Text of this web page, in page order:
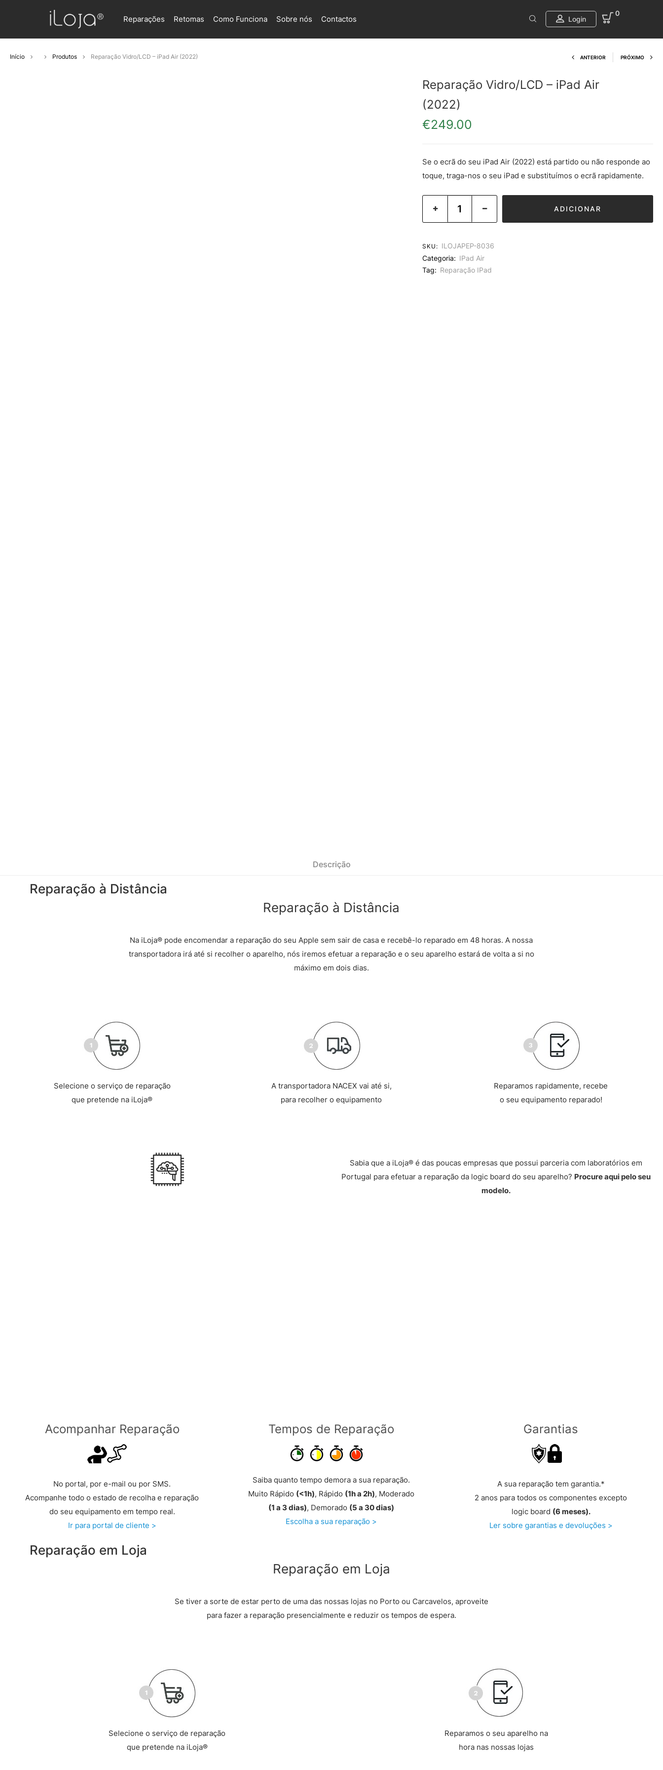
Reparações Retomas Como Funciona Sobre nós Contactos Login
0
Início Produtos Reparação Vidro/LCD – iPad Air (2022) Product
ANTERIOR PRÓXIMO
Reparação Vidro/LCD – iPad Air
(2022)
€249.00
Se o ecrã do seu iPad Air (2022) está partido ou não responde ao
toque, traga-nos o seu iPad e substituímos o ecrã rapidamente.
ADICIONAR
SKU: ILOJAPEP-8036
Categoria: IPad Air
Tag: Reparação IPad
Descrição
Reparação à Distância
Reparação à Distância
Na iLoja® pode encomendar a reparação do seu Apple sem sair de casa e recebê-lo reparado em 48 horas. A nossa
transportadora irá até si recolher o aparelho, nós iremos efetuar a reparação e o seu aparelho estará de volta a si no
máximo em dois dias.
Selecione o serviço de reparação
que pretende na iLoja®
A transportadora NACEX vai até si,
para recolher o equipamento
Reparamos rapidamente, recebe
o seu equipamento reparado!
Sabia que a iLoja® é das poucas empresas que possui parceria com laboratórios em
Portugal para efetuar a reparação da logic board do seu aparelho? Procure aqui pelo seu
modelo.
Acompanhar Reparação
No portal, por e-mail ou por SMS.
Acompanhe todo o estado de recolha e reparação
do seu equipamento em tempo real.
Ir para portal de cliente >
Tempos de Reparação
Saiba quanto tempo demora a sua reparação.
Muito Rápido (<1h), Rápido (1h a 2h), Moderado
(1 a 3 dias), Demorado (5 a 30 dias)
Escolha a sua reparação >
Garantias
A sua reparação tem garantia.*
2 anos para todos os componentes excepto
logic board (6 meses).
Ler sobre garantias e devoluções >
Reparação em Loja
Reparação em Loja
Se tiver a sorte de estar perto de uma das nossas lojas no Porto ou Carcavelos, aproveite
para fazer a reparação presencialmente e reduzir os tempos de espera.
Selecione o serviço de reparação
que pretende na iLoja®
Reparamos o seu aparelho na
hora nas nossas lojas